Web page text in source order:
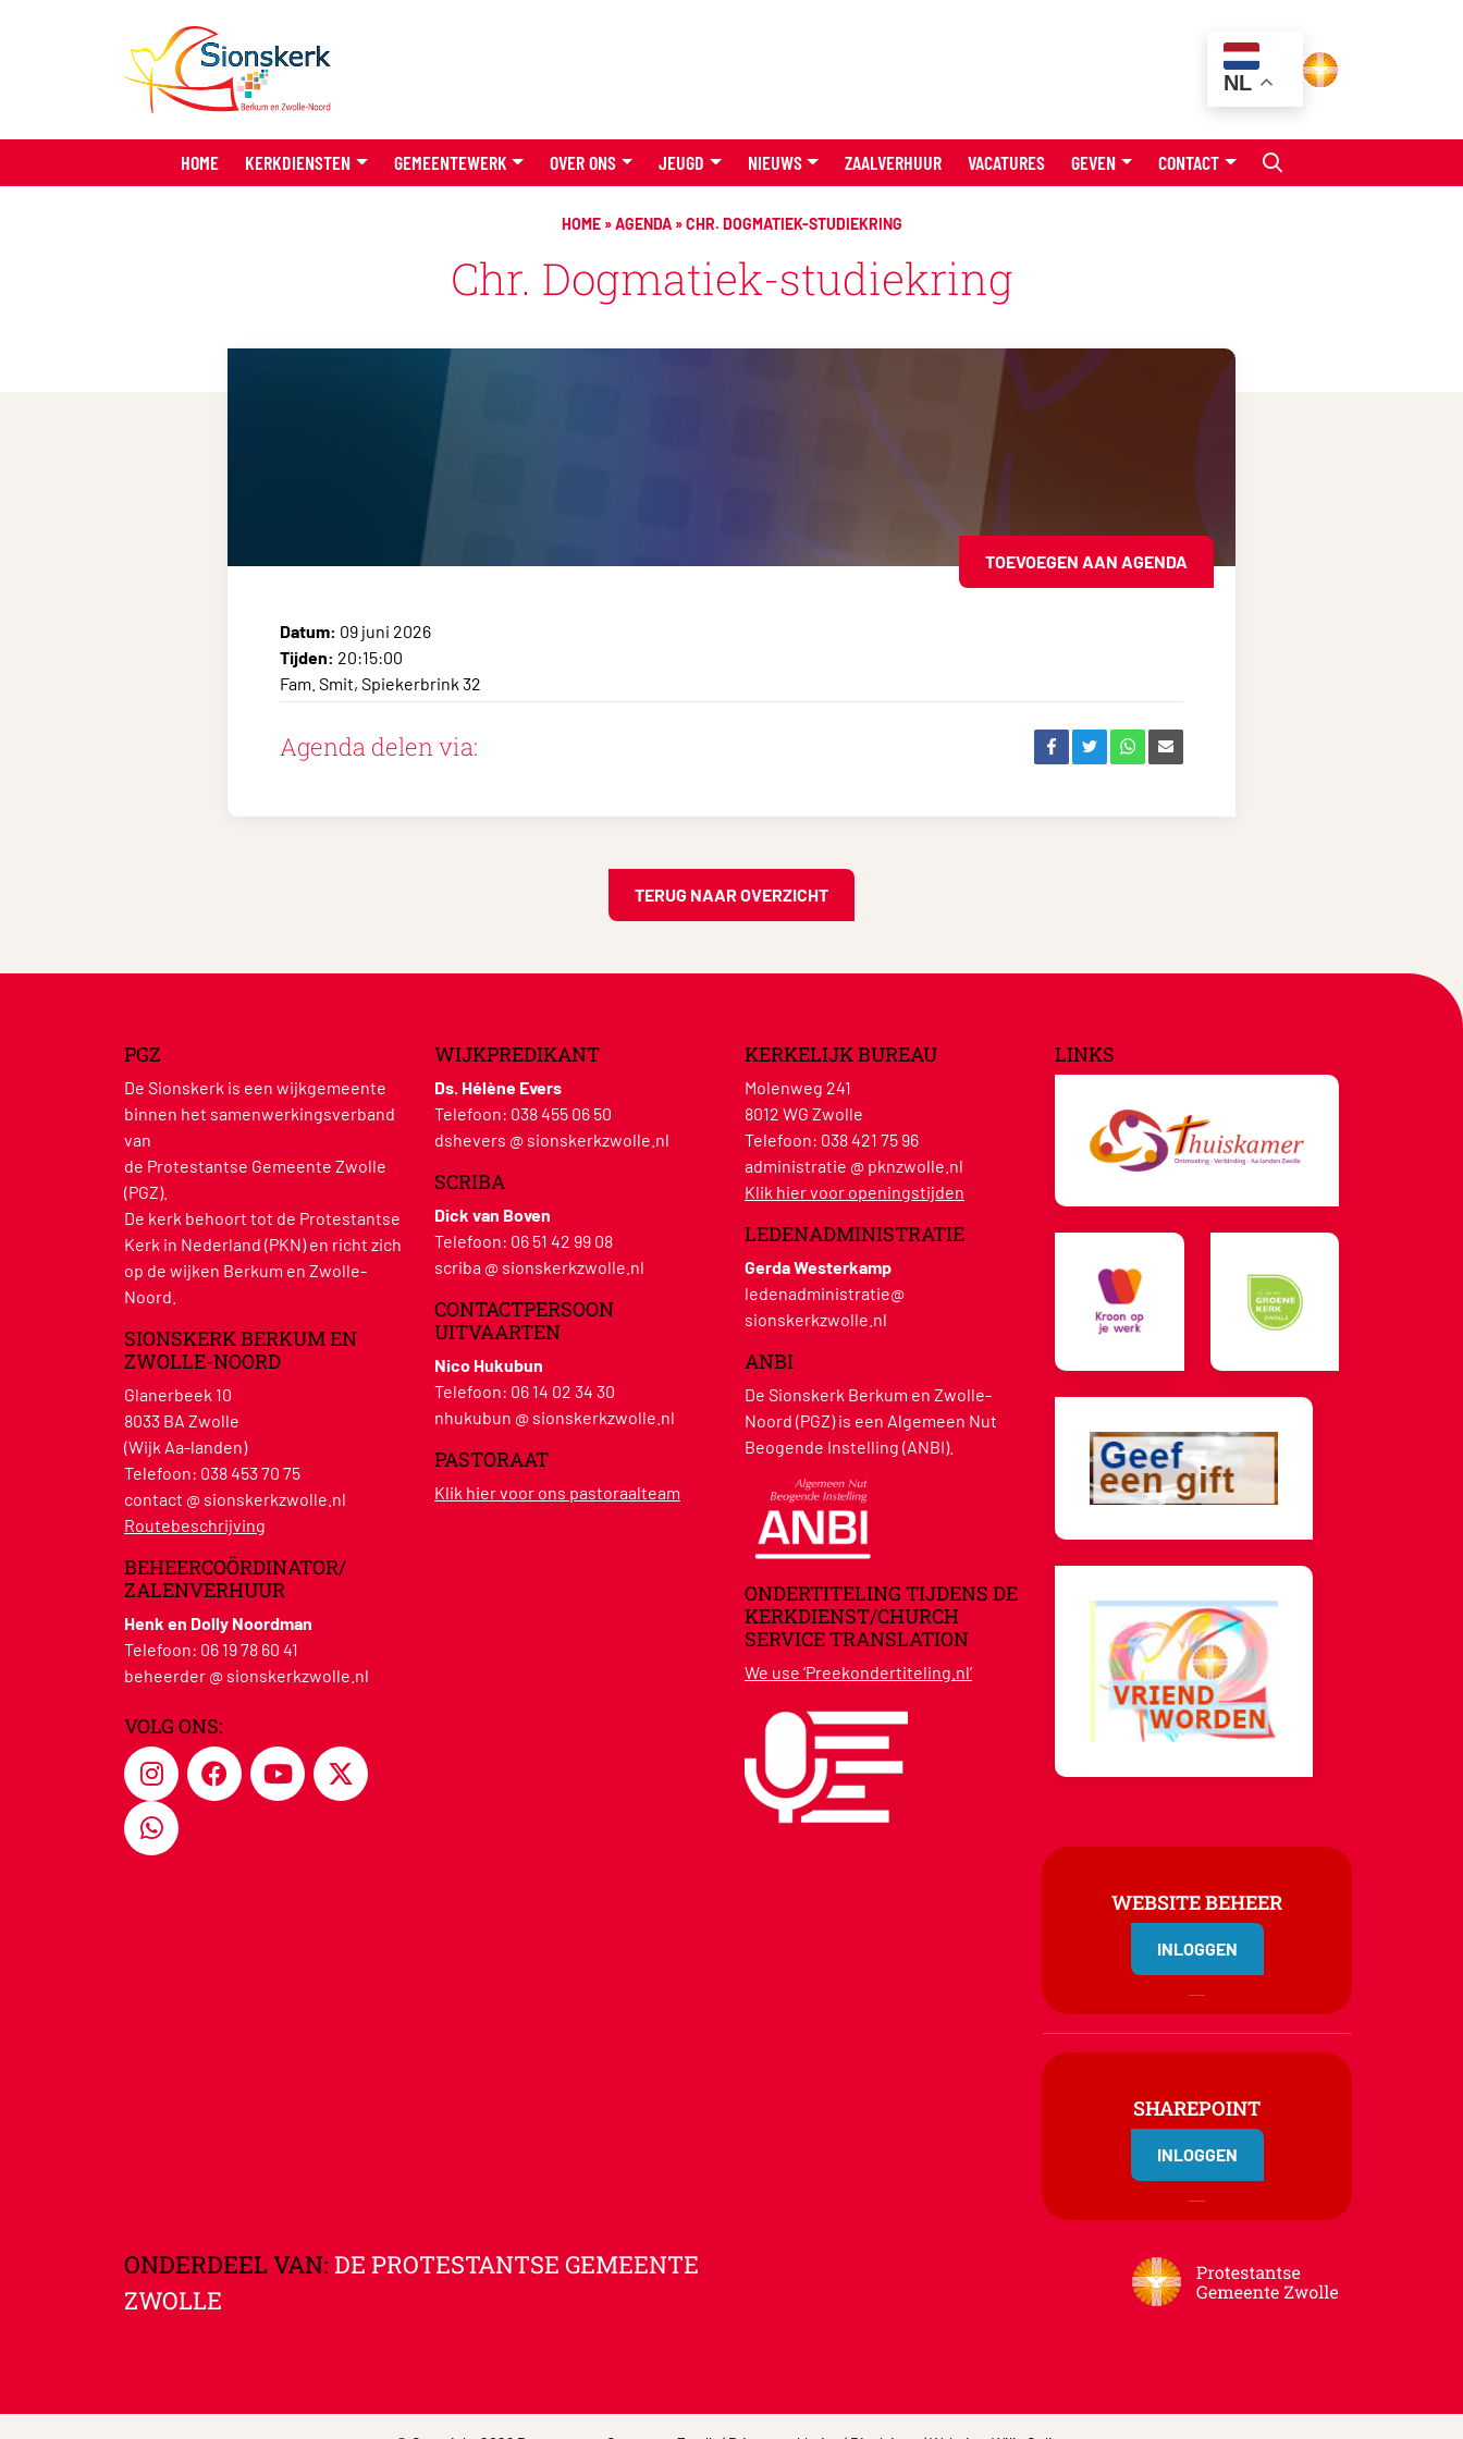
NL
HOME KERKDIENSTEN GEMEENTEWERK OVER ONS JEUGD NIEUWS ZAALVERHUUR VACATURES GEVEN CONTACT
HOME»AGENDA»CHR. DOGMATIEK-STUDIEKRING
Chr. Dogmatiek-studiekring
TOEVOEGEN AAN AGENDA
Datum: 09 juni 2026
Tijden: 20:15:00
Fam. Smit, Spiekerbrink 32
Agenda delen via:
TERUG NAAR OVERZICHT
PGZ
De Sionskerk is een wijkgemeente
binnen het samenwerkingsverband
van
de Protestantse Gemeente Zwolle
(PGZ).
De kerk behoort tot de Protestantse
Kerk in Nederland (PKN) en richt zich
op de wijken Berkum en Zwolle-
Noord.
SIONSKERK BERKUM EN
ZWOLLE-NOORD
Glanerbeek 10
8033 BA Zwolle
(Wijk Aa-landen)
Telefoon: 038 453 70 75
contact @ sionskerkzwolle.nl
Routebeschrijving
BEHEERCOÖRDINATOR/
ZALENVERHUUR
Henk en Dolly Noordman
Telefoon: 06 19 78 60 41
beheerder @ sionskerkzwolle.nl
VOLG ONS:
WIJKPREDIKANT
Ds. Hélène Evers
Telefoon: 038 455 06 50
dshevers @ sionskerkzwolle.nl
SCRIBA
Dick van Boven
Telefoon: 06 51 42 99 08
scriba @ sionskerkzwolle.nl
CONTACTPERSOON
UITVAARTEN
Nico Hukubun
Telefoon: 06 14 02 34 30
nhukubun @ sionskerkzwolle.nl
PASTORAAT
Klik hier voor ons pastoraalteam
KERKELIJK BUREAU
Molenweg 241
8012 WG Zwolle
Telefoon: 038 421 75 96
administratie @ pknzwolle.nl
Klik hier voor openingstijden
LEDENADMINISTRATIE
Gerda Westerkamp
ledenadministratie@
sionskerkzwolle.nl
ANBI
De Sionskerk Berkum en Zwolle-
Noord (PGZ) is een Algemeen Nut
Beogende Instelling (ANBI).
ONDERTITELING TIJDENS DE
KERKDIENST/CHURCH
SERVICE TRANSLATION
We use ‘Preekondertiteling.nl’
LINKS
WEBSITE BEHEER
INLOGGEN
SHAREPOINT
INLOGGEN
ONDERDEEL VAN: DE PROTESTANTSE GEMEENTE
ZWOLLE